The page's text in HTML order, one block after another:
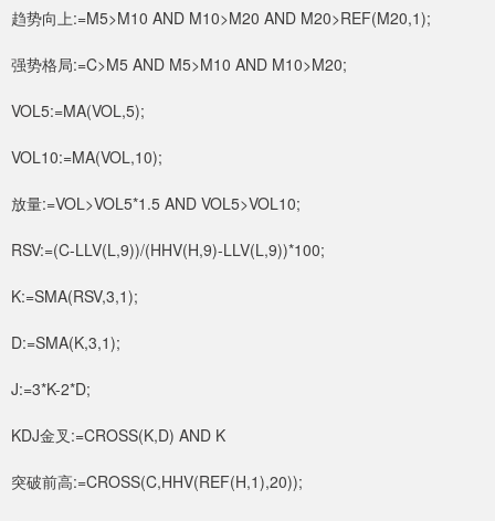
趋势向上:=M5>M10 AND M10>M20 AND M20>REF(M20,1);
强势格局:=C>M5 AND M5>M10 AND M10>M20;
VOL5:=MA(VOL,5);
VOL10:=MA(VOL,10);
放量:=VOL>VOL5*1.5 AND VOL5>VOL10;
RSV:=(C-LLV(L,9))/(HHV(H,9)-LLV(L,9))*100;
K:=SMA(RSV,3,1);
D:=SMA(K,3,1);
J:=3*K-2*D;
KDJ金叉:=CROSS(K,D) AND K
突破前高:=CROSS(C,HHV(REF(H,1),20));